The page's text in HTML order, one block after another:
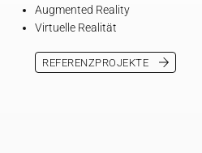
REFERENZPROJEKTE
Augmented Reality
Virtuelle Realität